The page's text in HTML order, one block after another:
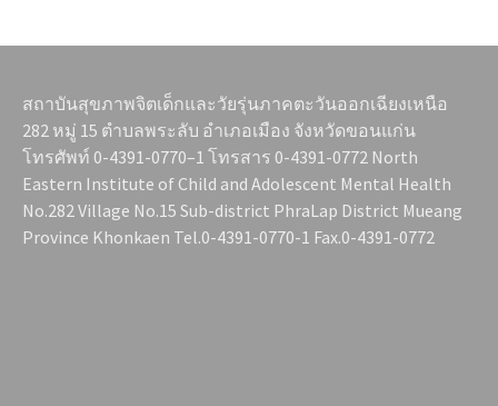
สถาบันสุขภาพจิตเด็กและวัยรุ่นภาคตะวันออกเฉียงเหนือ
282 หมู่ 15 ตำบลพระลับ อำเภอเมือง จังหวัดขอนแก่น
โทรศัพท์ 0-4391-0770–1 โทรสาร 0-4391-0772 North
Eastern Institute of Child and Adolescent Mental Health
No.282 Village No.15 Sub-district PhraLap District Mueang
Province Khonkaen Tel.0-4391-0770-1 Fax.0-4391-0772